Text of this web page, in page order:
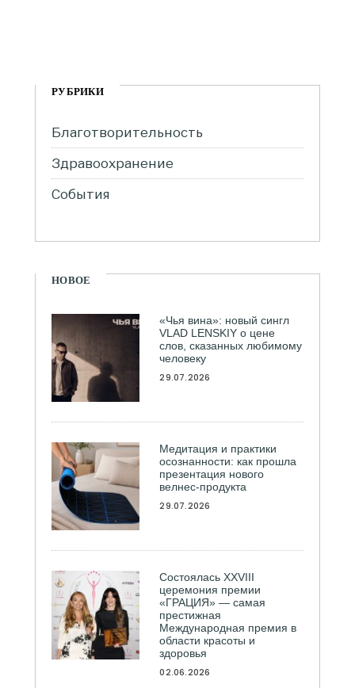
РУБРИКИ
Благотворительность
Здравоохранение
События
НОВОЕ
«Чья вина»: новый сингл
VLAD LENSKIY о цене
слов, сказанных любимому
человеку
29.07.2026
Медитация и практики
осознанности: как прошла
презентация нового
велнес-продукта
29.07.2026
Состоялась ХXVIII
церемония премии
«ГРАЦИЯ» — самая
престижная
Международная премия в
области красоты и
здоровья
02.06.2026